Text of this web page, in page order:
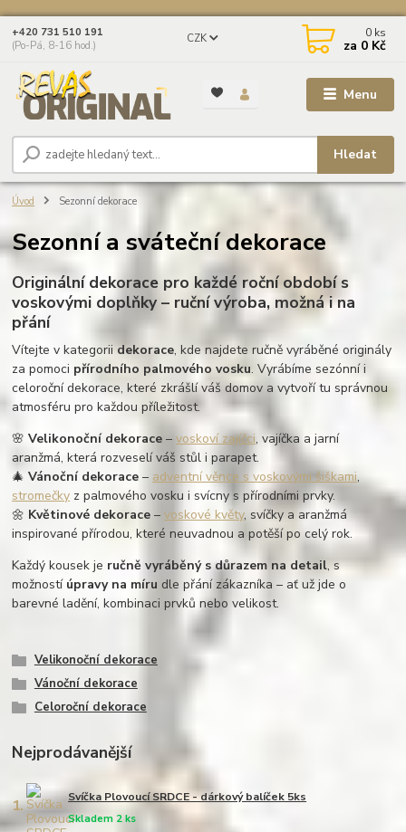
Menu
CZK
Hledat
+420 731 510 191
(Po-Pá, 8-16 hod.)
0 ks
za 0 Kč
Úvod Sezonní dekorace
Sezonní a sváteční dekorace
Originální dekorace pro každé roční období s
voskovými doplňky – ruční výroba, možná i na
přání
Vítejte v kategoriidekorace, kde najdete ručně vyráběné originály
za pomoci přírodního palmového vosku. Vyrábíme sezónní i
celoroční dekorace, které zkrášlí váš domov a vytvoří tu správnou
atmosféru pro každou příležitost.
🌸Velikonoční dekorace –voskoví zajíčci, vajíčka a jarní
aranžmá, která rozveselí váš stůl i parapet.
🎄Vánoční dekorace – adventní věnce s voskovými šiškami,
stromečky z palmového vosku i svícny s přírodními prvky.
🌼 Květinové dekorace –voskové květy, svíčky a aranžmá
inspirované přírodou, které neuvadnou a potěší po celý rok.
Každý kousek je ručně vyráběný s důrazem na detail, s
možností úpravy na míru dle přání zákazníka – ať už jde o
barevné ladění, kombinaci prvků nebo velikost.
Velikonoční dekorace
Vánoční dekorace
Celoroční dekorace
Nejprodávanější
1. Svíčka Plovoucí SRDCE - dárkový balíček 5ks
Skladem 2 ks